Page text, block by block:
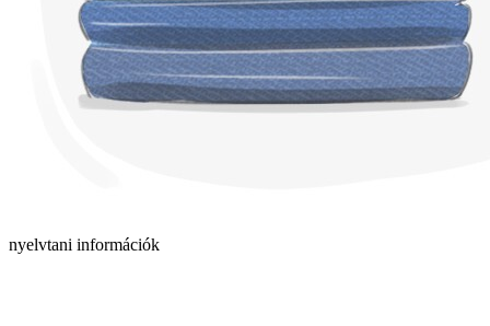
nyelvtani információk